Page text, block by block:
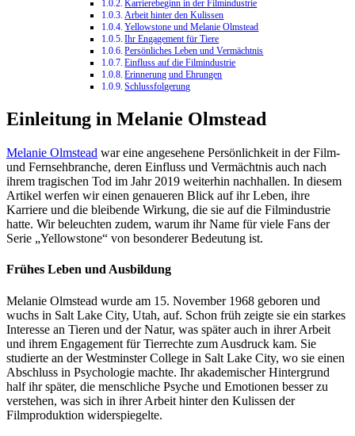
Karrierebeginn in der Filmindustrie
Arbeit hinter den Kulissen
Yellowstone und Melanie Olmstead
Ihr Engagement für Tiere
Persönliches Leben und Vermächtnis
Einfluss auf die Filmindustrie
Erinnerung und Ehrungen
Schlussfolgerung
Einleitung in Melanie Olmstead
Melanie Olmstead war eine angesehene Persönlichkeit in der Film-
und Fernsehbranche, deren Einfluss und Vermächtnis auch nach
ihrem tragischen Tod im Jahr 2019 weiterhin nachhallen. In diesem
Artikel werfen wir einen genaueren Blick auf ihr Leben, ihre
Karriere und die bleibende Wirkung, die sie auf die Filmindustrie
hatte. Wir beleuchten zudem, warum ihr Name für viele Fans der
Serie „Yellowstone“ von besonderer Bedeutung ist.
Frühes Leben und Ausbildung
Melanie Olmstead wurde am 15. November 1968 geboren und
wuchs in Salt Lake City, Utah, auf. Schon früh zeigte sie ein starkes
Interesse an Tieren und der Natur, was später auch in ihrer Arbeit
und ihrem Engagement für Tierrechte zum Ausdruck kam. Sie
studierte an der Westminster College in Salt Lake City, wo sie einen
Abschluss in Psychologie machte. Ihr akademischer Hintergrund
half ihr später, die menschliche Psyche und Emotionen besser zu
verstehen, was sich in ihrer Arbeit hinter den Kulissen der
Filmproduktion widerspiegelte.